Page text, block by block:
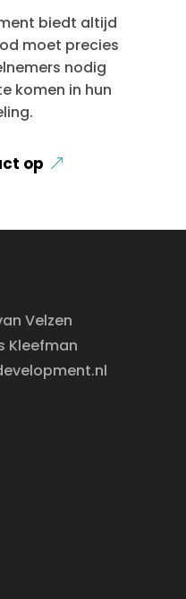
biedt altijd
moet precies
nodig
komen in hun
op
Velzen
Kleefman